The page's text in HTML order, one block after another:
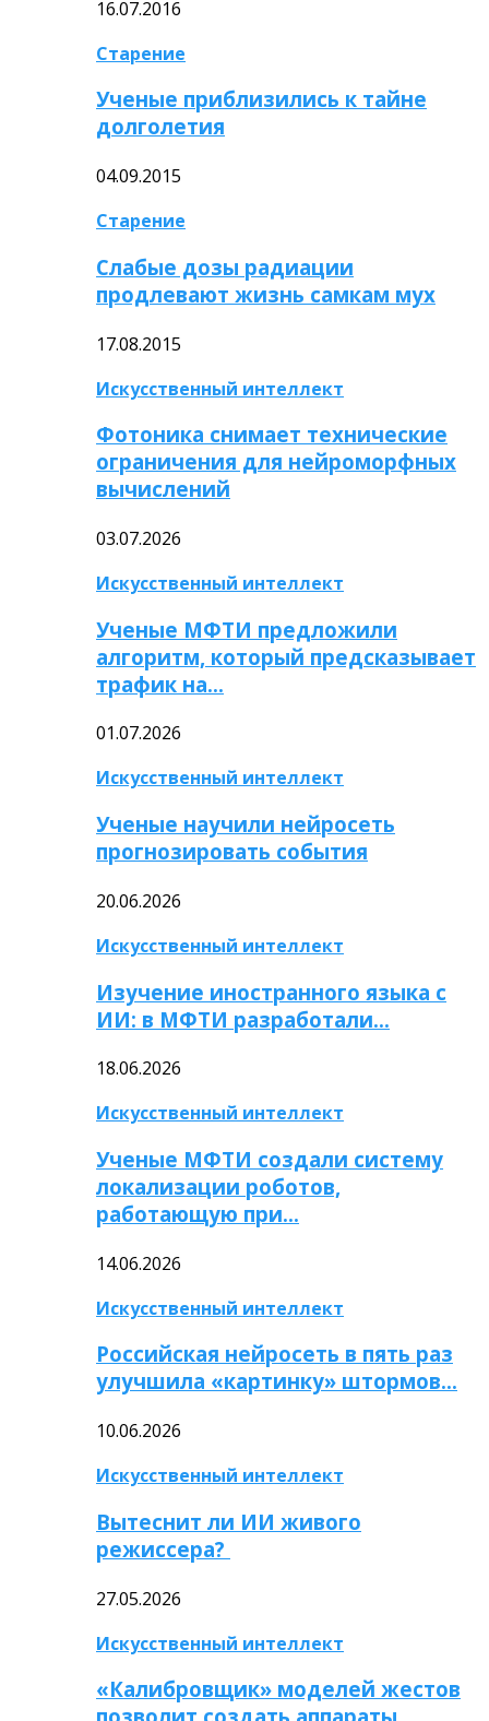
16.07.2016
Старение
Ученые приблизились к тайне
долголетия
04.09.2015
Старение
Слабые дозы радиации
продлевают жизнь самкам мух
17.08.2015
Искусственный интеллект
Фотоника снимает технические
ограничения для нейроморфных
вычислений
03.07.2026
Искусственный интеллект
Ученые МФТИ предложили
алгоритм, который предсказывает
трафик на…
01.07.2026
Искусственный интеллект
Ученые научили нейросеть
прогнозировать события
20.06.2026
Искусственный интеллект
Изучение иностранного языка с
ИИ: в МФТИ разработали…
18.06.2026
Искусственный интеллект
Ученые МФТИ создали систему
локализации роботов,
работающую при…
14.06.2026
Искусственный интеллект
Российская нейросеть в пять раз
улучшила «картинку» штормов…
10.06.2026
Искусственный интеллект
Вытеснит ли ИИ живого
режиссера?
27.05.2026
Искусственный интеллект
«Калибровщик» моделей жестов